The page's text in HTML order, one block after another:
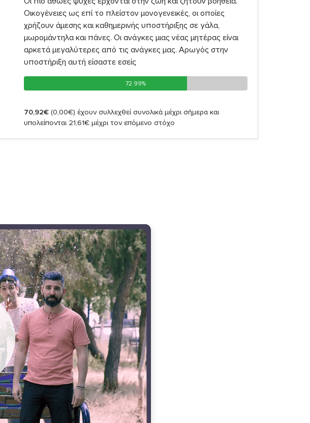
Οικογένειες ως επί το πλείστον μονογενεικές, οι οποίες
χρήζουν άμεσης και καθημερινής υποστήριξης σε γάλα,
μωρομάντηλα και πάνες. Οι ανάγκες μιας νέας μητέρας είναι
αρκετά μεγαλύτερες από τις ανάγκες μας. Αρωγός στην
υποστήριξη αυτή είσαστε εσείς
72.99%
72.99%
70,92€ (0,00€) έχουν συλλεχθεί συνολικά μέχρι σήμερα και
υπολείπονται 21,61€ μέχρι τον επόμενο στόχο